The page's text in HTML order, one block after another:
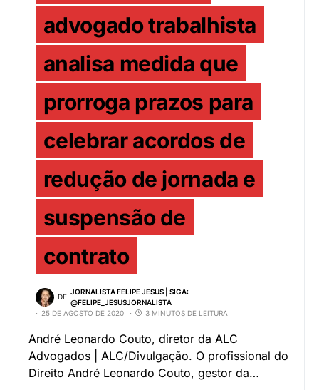
advogado trabalhista
analisa medida que
prorroga prazos para
celebrar acordos de
redução de jornada e
suspensão de
contrato
DE
JORNALISTA FELIPE JESUS | SIGA:
@FELIPE_JESUSJORNALISTA
25 DE AGOSTO DE 2020
3 MINUTOS DE LEITURA
André Leonardo Couto, diretor da ALC
Advogados | ALC/Divulgação. O profissional do
Direito André Leonardo Couto, gestor da…